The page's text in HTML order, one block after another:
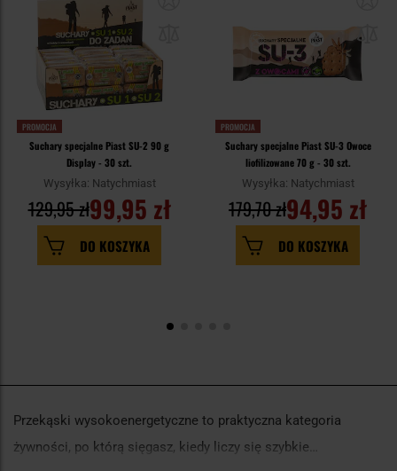
PROMOCJA
Suchary specjalne Piast SU-2 90 g
Display - 30 szt.
Wysyłka: Natychmiast
99,95 zł
129,95 zł
DO KOSZYKA
PROMOCJA
Suchary specjalne Piast SU-3 Owoce
liofilizowane 70 g - 30 szt.
Wysyłka: Natychmiast
94,95 zł
179,70 zł
DO KOSZYKA
Przekąski wysokoenergetyczne to praktyczna kategoria
żywności, po którą sięgasz, kiedy liczy się szybkie